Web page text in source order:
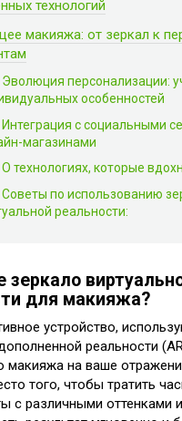
технологий
макияжа: от зеркал к
Эволюция персонализации:
особенностей
Интеграция с социальными
магазинами
О технологиях, которые
Советы по использованию
реальности:
зеркало
для макияжа?
устройство,
реальности
макияжа на ваше
того, чтобы тратить
с различными оттенками